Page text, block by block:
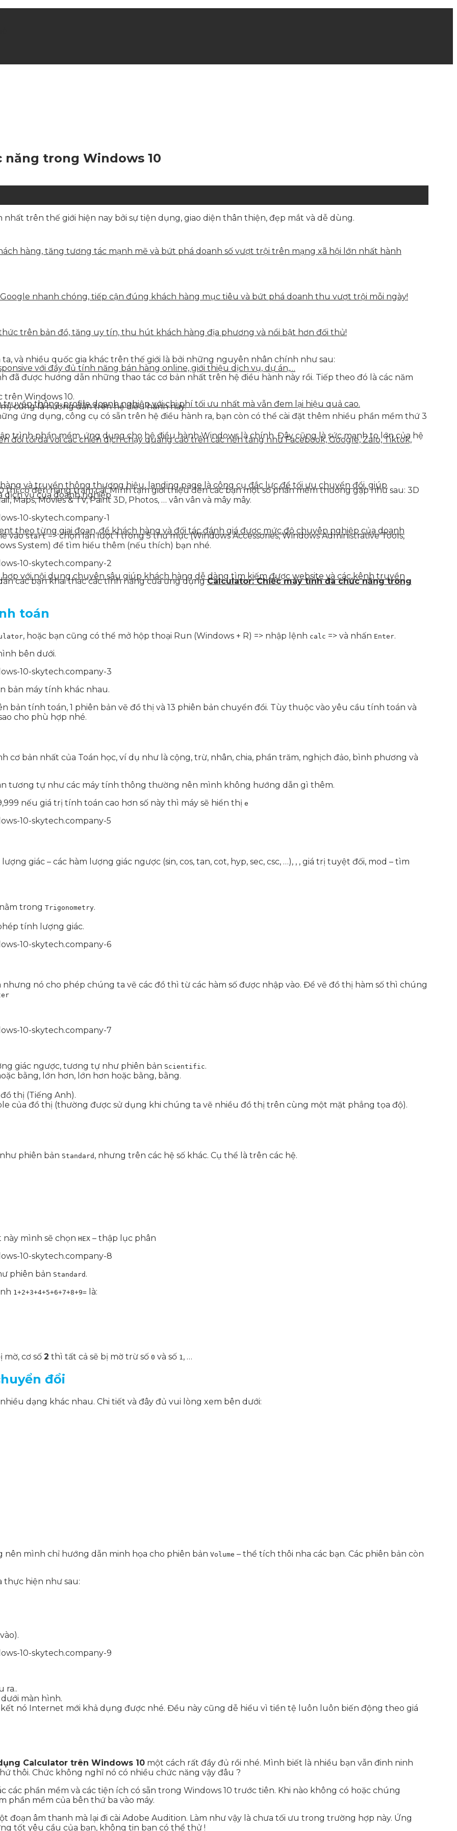
hàng, tăng tương tác mạnh mẽ và bứt phá doanh số vượt trội trên mạng xã hội lớn nhất hành
nhanh chóng, tiếp cận đúng khách hàng mục tiêu và bứt phá doanh thu vượt trội mỗi ngày!
trên bản đồ, tăng uy tín, thu hút khách hàng địa phương và nổi bật hơn đối thủ!
với đầy đủ tính năng bán hàng online, giới thiệu dịch vụ, dự án,…
thông, profile doanh nghiệp với chi phí tối ưu nhất mà vẫn đem lại hiệu quả cao.
đổi tối đa với các chiến dịch chạy quảng cáo trên các nền tảng như Facebook, Google, Zalo, Tiktok,
và truyền thông thương hiệu, landing page là công cụ đắc lực để tối ưu chuyển đổi, giúp
dịch vụ của doanh nghiệp
theo từng giai đoạn, để khách hàng và đối tác đánh giá được mức độ chuyên nghiệp của doanh
hợp với nội dung chuyên sâu giúp khách hàng dễ dàng tìm kiếm được website và các kênh truyền
năng trong Windows 10
trên thế giới hiện nay bởi sự tiện dụng, giao diện thân thiện, đẹp mắt và dễ dùng.
và nhiều quốc gia khác trên thế giới là bởi những nguyên nhân chính như sau:
đã được hướng dẫn những thao tác cơ bản nhất trên hệ điều hành này rồi. Tiếp theo đó là các năm
Windows 10.
cũng là hướng dẫn trên hệ điều hành này.
ứng dụng, công cụ có sẵn trên hệ điều hành ra, bạn còn có thể cài đặt thêm nhiều phần mềm thứ 3
trình phần mềm, ứng dụng cho hệ điều hành Windows là chính. Đây cũng là sức mạnh to lớn của hệ
thì có đến hàng trăm cái. Mình tạm giới thiệu đến các bạn một số phần mềm thường gặp như sau: 3D
Maps, Movies & TV, Paint 3D, Photos, … vân vân và mây mây.
vàoStart=> chọn lần lượt 1 trong 5 thư mục (Windows Accessories, Windows Administrative Tools,
System) để tìm hiểu thêm (nếu thích) bạn nhé.
các bạn khai thác các tính năng của ứng dụngCalculator: Chiếc máy tính đa chức năng trong
toán
, hoặc bạn cũng có thể mở hộp thoại Run (Windows + R) => nhập lệnh calc => và nhấn Enter.
bên dưới.
bản máy tính khác nhau.
bản tính toán, 1 phiên bản vẽ đồ thị và 13 phiên bản chuyển đổi. Tùy thuộc vào yêu cầu tính toán và
cho phù hợp nhé.
cơ bản nhất của Toán học, ví dụ như là cộng, trừ, nhân, chia, phần trăm, nghịch đảo, bình phương và
tương tự như các máy tính thông thường nên mình không hướng dẫn gì thêm.
nếu giá trị tính toán cao hơn số này thì máy sẽ hiển thị e
giác – các hàm lượng giác ngược (sin, cos, tan, cot, hyp, sec, csc, …), , , giá trị tuyệt đối, mod – tìm
trong Trigonometry.
tính lượng giác.
nó cho phép chúng ta vẽ các đồ thì từ các hàm số được nhập vào. Để vẽ đồ thị hàm số thì chúng
giác ngược, tương tự như phiên bản Scientific.
bằng, lớn hơn, lớn hơn hoặc bằng, bằng.
thị (Tiếng Anh).
của đồ thị (thường được sử dụng khi chúng ta vẽ nhiều đồ thị trên cùng một mặt phẳng tọa độ).
phiên bản Standard , nhưng trên các hệ số khác. Cụ thể là trên các hệ.
này mình sẽ chọn HEX – thập lục phân
phiên bản Standard .
1+2+3+4+5+6+7+8+9= là:
mờ, cơ số 2 thì tất cả sẽ bị mờ trừ số 0 và số 1 , …
đổi
dạng khác nhau. Chi tiết và đây đủ vui lòng xem bên dưới:
mình chỉ hướng dẫn minh họa cho phiên bản Volume – thể tích thôi nha các bạn. Các phiên bản còn
thực hiện như sau:
ra..
màn hình.
nó Internet mới khả dụng được nhé. Đều này cũng dễ hiểu vì tiền tệ luôn luôn biến động theo giá
Calculator trên Windows 10 một cách rất đầy đủ rồi nhé. Mình biết là nhiều bạn vẫn đinh ninh
thôi. Chức không nghĩ nó có nhiều chức năng vậy đâu ?
phần mềm và các tiện ích có sẵn trong Windows 10 trước tiên. Khi nào không có hoặc chúng
phần mềm của bên thứ ba vào máy.
đoạn âm thanh mà lại đi cài Adobe Audition. Làm như vậy là chưa tối ưu trong trường hợp này. Ứng
tốt yêu cầu của bạn, không tin bạn có thể thử !